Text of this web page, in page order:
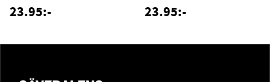
23.95:- 23.95:-